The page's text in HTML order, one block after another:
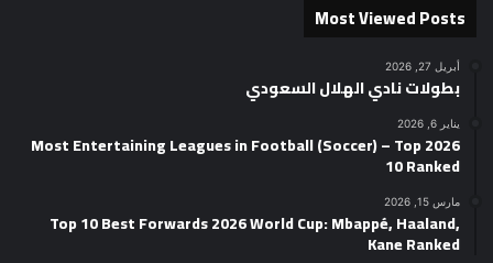
Most Viewed Posts
أبريل 27, 2026
بطولات نادي الهلال السعودي
يناير 6, 2026
2026 Most Entertaining Leagues in Football (Soccer) – Top
10 Ranked
مارس 15, 2026
Top 10 Best Forwards 2026 World Cup: Mbappé, Haaland,
Kane Ranked